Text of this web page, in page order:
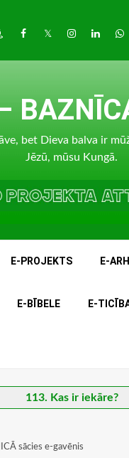
Facebook
TwitterInstagram
bet Dieva balva ir
Jēzū, mūsu Kungā.
E-PROJEKTS E-
E-BĪBELE E-
113. Kas ir iekāre?
sācies e-gavēnis